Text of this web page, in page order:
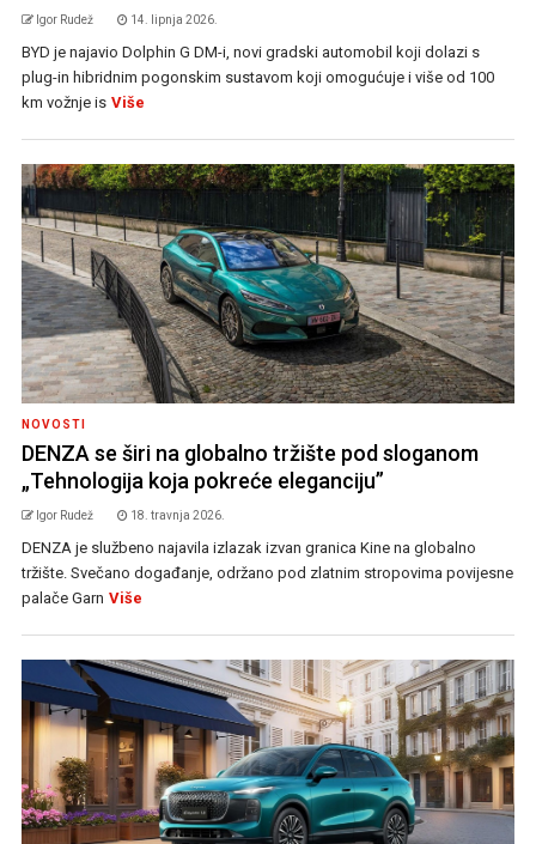
Igor Rudež 14. lipnja 2026.
BYD je najavio Dolphin G DM-i, novi gradski automobil koji dolazi s
plug-in hibridnim pogonskim sustavom koji omogućuje i više od 100
km vožnje is Više
NOVOSTI
DENZA se širi na globalno tržište pod sloganom
„Tehnologija koja pokreće eleganciju”
Igor Rudež 18. travnja 2026.
DENZA je službeno najavila izlazak izvan granica Kine na globalno
tržište. Svečano događanje, održano pod zlatnim stropovima povijesne
palače Garn Više